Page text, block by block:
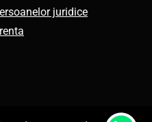
juridice